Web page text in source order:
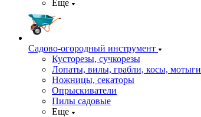
Еще
Садово-огородный инструмент
Кусторезы, сучкорезы
Лопаты, вилы, грабли, косы, мотыги
Ножницы, секаторы
Опрыскиватели
Пилы садовые
Еще